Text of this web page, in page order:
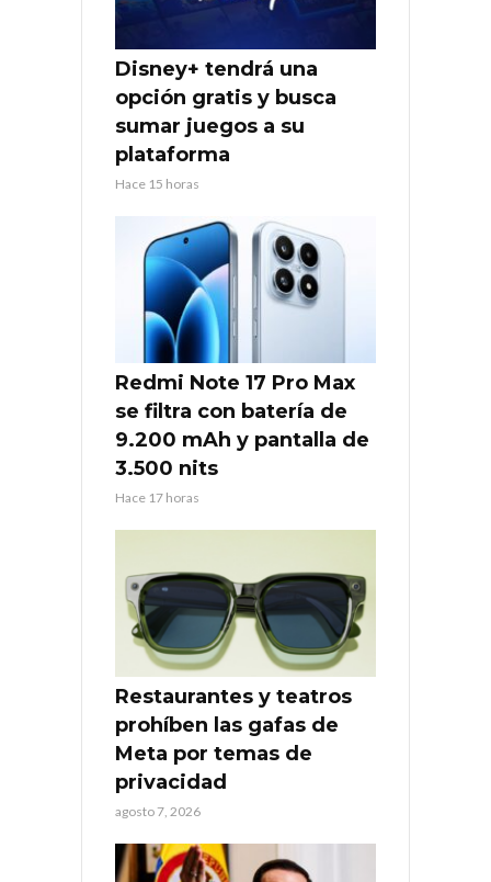
Disney+ tendrá una
opción gratis y busca
sumar juegos a su
plataforma
Hace 15 horas
Redmi Note 17 Pro Max
se filtra con batería de
9.200 mAh y pantalla de
3.500 nits
Hace 17 horas
Restaurantes y teatros
prohíben las gafas de
Meta por temas de
privacidad
agosto 7, 2026